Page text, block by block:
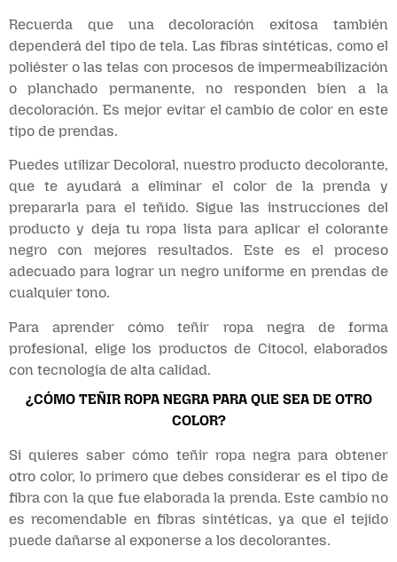
Recuerda que una decoloración exitosa también
dependerá del tipo de tela. Las fibras sintéticas, como el
poliéster o las telas con procesos de impermeabilización
o planchado permanente, no responden bien a la
decoloración. Es mejor evitar el cambio de color en este
tipo de prendas.
Puedes utilizar Decoloral, nuestro producto decolorante,
que te ayudará a eliminar el color de la prenda y
prepararla para el teñido. Sigue las instrucciones del
producto y deja tu ropa lista para aplicar el colorante
negro con mejores resultados. Este es el proceso
adecuado para lograr un negro uniforme en prendas de
cualquier tono.
Para aprender cómo teñir ropa negra de forma
profesional, elige los productos de Citocol, elaborados
con tecnología de alta calidad.
¿CÓMO TEÑIR ROPA NEGRA PARA QUE SEA DE OTRO
COLOR?
Si quieres saber cómo teñir ropa negra para obtener
otro color, lo primero que debes considerar es el tipo de
fibra con la que fue elaborada la prenda. Este cambio no
es recomendable en fibras sintéticas, ya que el tejido
puede dañarse al exponerse a los decolorantes.